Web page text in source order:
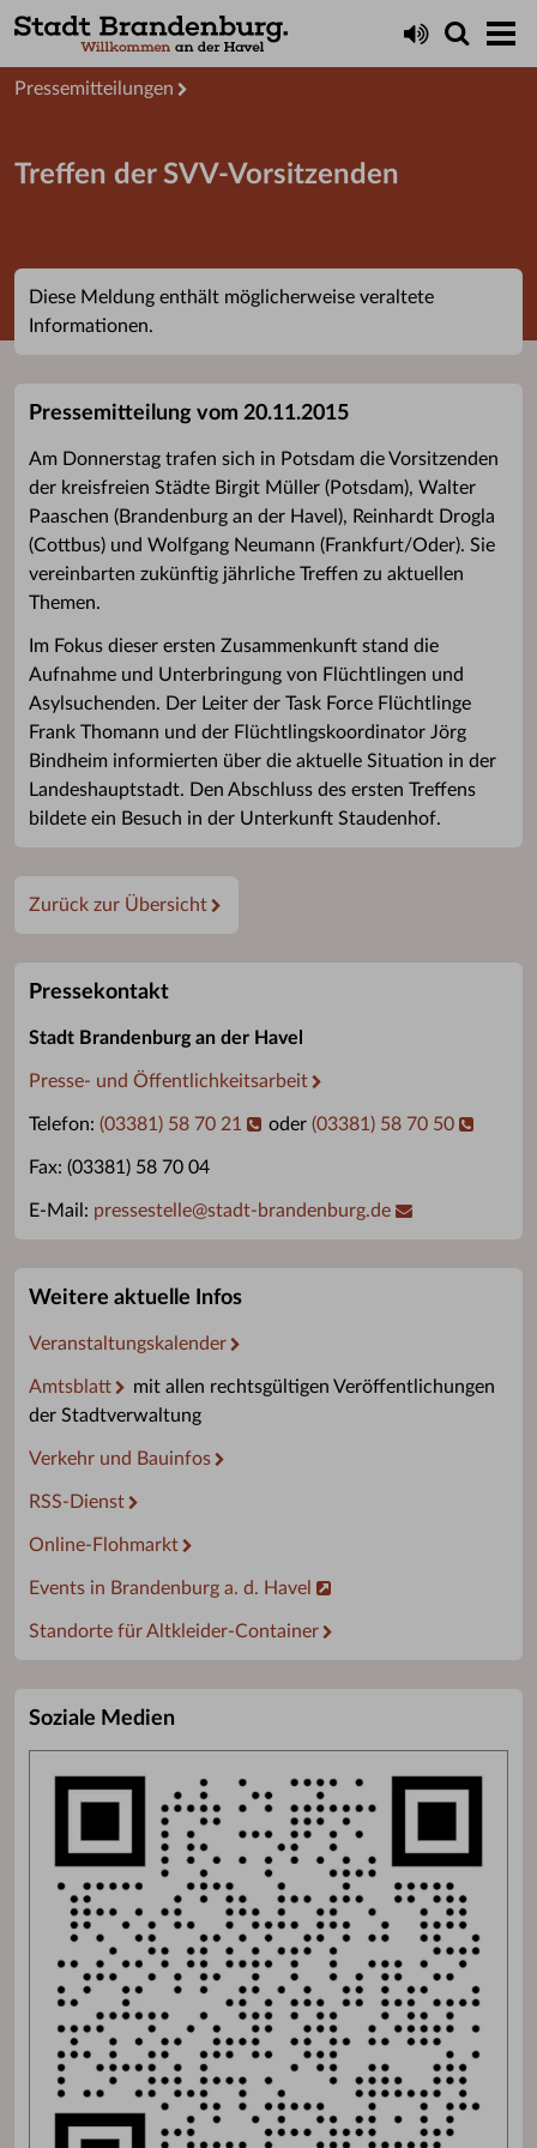
Presseservice
Pressemitteilungen
Treffen der SVV-Vorsitzenden
Diese Meldung enthält möglicherweise veraltete
Informationen.
Pressemitteilung vom 20.11.2015
Am Donnerstag trafen sich in Potsdam die Vorsitzenden
der kreisfreien Städte Birgit Müller (Potsdam), Walter
Paaschen (Brandenburg an der Havel), Reinhardt Drogla
(Cottbus) und Wolfgang Neumann (Frankfurt/Oder). Sie
vereinbarten zukünftig jährliche Treffen zu aktuellen
Themen.
Im Fokus dieser ersten Zusammenkunft stand die
Aufnahme und Unterbringung von Flüchtlingen und
Asylsuchenden. Der Leiter der Task Force Flüchtlinge
Frank Thomann und der Flüchtlingskoordinator Jörg
Bindheim informierten über die aktuelle Situation in der
Landeshauptstadt. Den Abschluss des ersten Treffens
bildete ein Besuch in der Unterkunft Staudenhof.
Zurück zur Übersicht
Pressekontakt
Stadt Brandenburg an der Havel
Presse- und Öffentlichkeitsarbeit
Telefon: (03381) 58 70 21 oder (03381) 58 70 50
Fax: (03381) 58 70 04
E-Mail: pressestelle@stadt-brandenburg.de
Weitere aktuelle Infos
Veranstaltungskalender
Amtsblatt
mit allen rechtsgültigen Veröffentlichungen
der Stadtverwaltung
Verkehr und Bauinfos
RSS-Dienst
Online-Flohmarkt
Events in Brandenburg a. d. Havel
Standorte für Altkleider-Container
Soziale Medien